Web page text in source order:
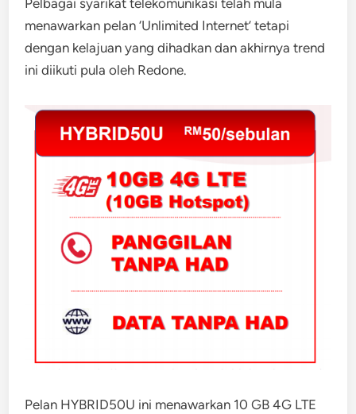
Pelbagai syarikat telekomunikasi telah mula
menawarkan pelan ‘Unlimited Internet’ tetapi
dengan kelajuan yang dihadkan dan akhirnya trend
ini diikuti pula oleh Redone.
Pelan HYBRID50U ini menawarkan 10 GB 4G LTE